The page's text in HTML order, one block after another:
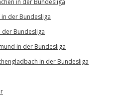
in der Bundesliga
der Bundesliga
der Bundesliga
in der Bundesliga
in der Bundesliga